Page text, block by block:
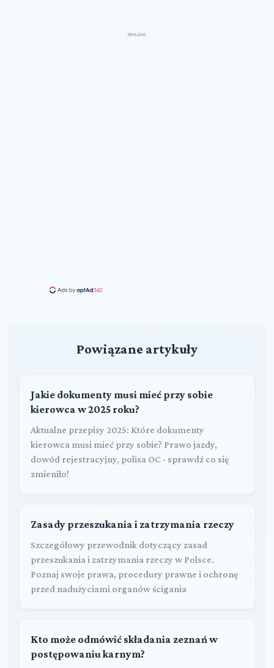
REKLAMA
Powiązane artykuły
Jakie dokumenty musi mieć przy sobie
kierowca w 2025 roku?
Aktualne przepisy 2025: Które dokumenty
kierowca musi mieć przy sobie? Prawo jazdy,
dowód rejestracyjny, polisa OC - sprawdź co się
zmieniło!
Zasady przeszukania i zatrzymania rzeczy
Szczegółowy przewodnik dotyczący zasad
przeszukania i zatrzymania rzeczy w Polsce.
Poznaj swoje prawa, procedury prawne i ochronę
przed nadużyciami organów ścigania
Kto może odmówić składania zeznań w
postępowaniu karnym?